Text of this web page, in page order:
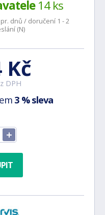
14 ks
dnů / doručení 1 - 2
(N)
Kč
DPH
3 % sleva